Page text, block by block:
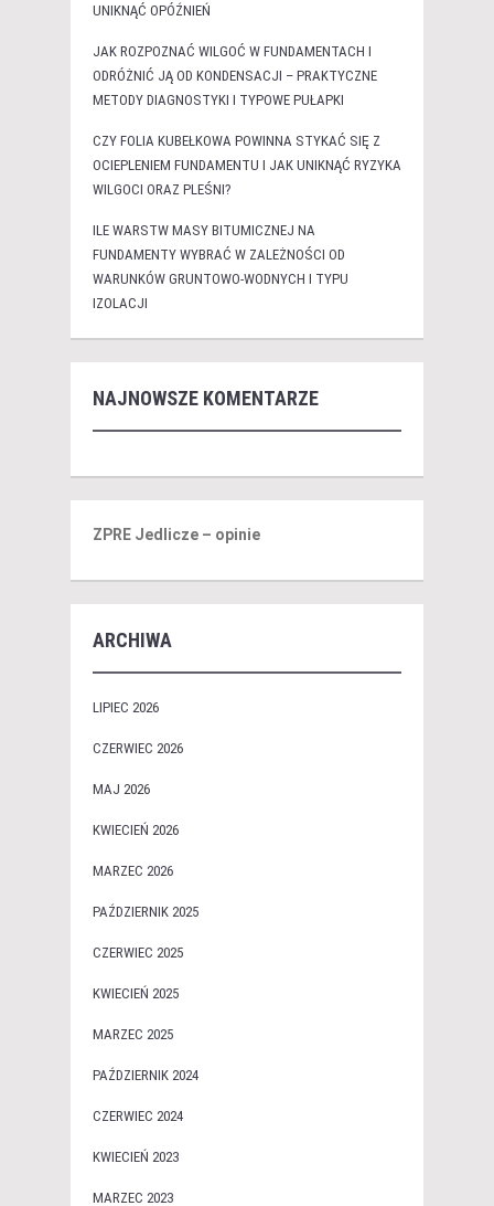
UNIKNĄĆ OPÓŹNIEŃ
JAK ROZPOZNAĆ WILGOĆ W FUNDAMENTACH I
ODRÓŻNIĆ JĄ OD KONDENSACJI – PRAKTYCZNE
METODY DIAGNOSTYKI I TYPOWE PUŁAPKI
CZY FOLIA KUBEŁKOWA POWINNA STYKAĆ SIĘ Z
OCIEPLENIEM FUNDAMENTU I JAK UNIKNĄĆ RYZYKA
WILGOCI ORAZ PLEŚNI?
ILE WARSTW MASY BITUMICZNEJ NA
FUNDAMENTY WYBRAĆ W ZALEŻNOŚCI OD
WARUNKÓW GRUNTOWO-WODNYCH I TYPU
IZOLACJI
NAJNOWSZE KOMENTARZE
ZPRE Jedlicze – opinie
ARCHIWA
LIPIEC 2026
CZERWIEC 2026
MAJ 2026
KWIECIEŃ 2026
MARZEC 2026
PAŹDZIERNIK 2025
CZERWIEC 2025
KWIECIEŃ 2025
MARZEC 2025
PAŹDZIERNIK 2024
CZERWIEC 2024
KWIECIEŃ 2023
MARZEC 2023